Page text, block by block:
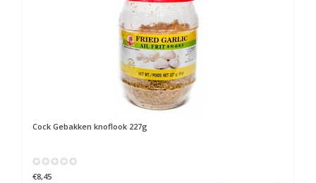
Cock Gebakken knoflook 227g
€8,45